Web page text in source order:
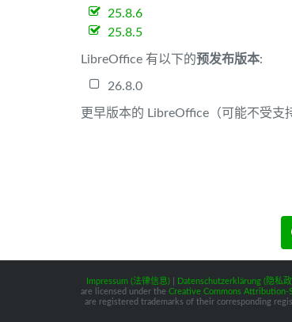
25.8.6
25.8.5
LibreOffice 有以下的预发布版本:
26.8.0
更早版本的 LibreOffice（可能不受支
Impressum (法律信息) Datenschutzerklärung (隐私
are licensed under the Creative Commons Attribution-
are registered trademarks of their corresponding